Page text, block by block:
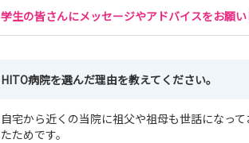
学生の皆さんにメッセージやアドバイスをお願い
HITO病院を選んだ理由を教えてください。
自宅から近くの当院に祖父や祖母も世話になっ
たためです。